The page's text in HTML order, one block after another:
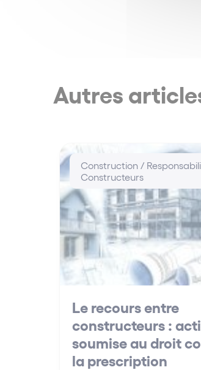
Autres
Construction /
Constructeurs
Le recours entre
constructeurs :
soumise au droit
la prescription